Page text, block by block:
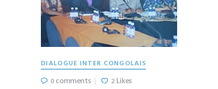
DIALOGUE INTER CONGOLAIS
0comments 2 Likes